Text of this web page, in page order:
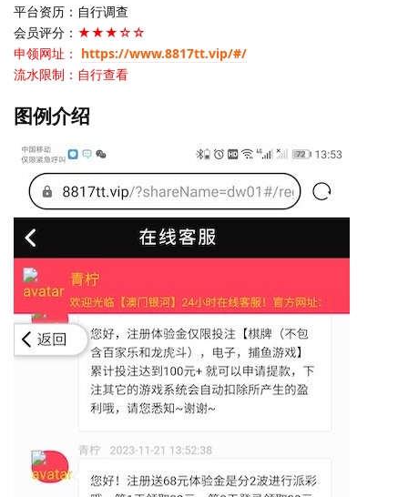
平台资历：自行调查
会员评分： ★★★☆☆
申领网址： https://www.8817tt.vip/#/
流水限制：自行查看
图例介绍